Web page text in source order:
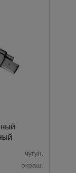
чугун.
окраш.